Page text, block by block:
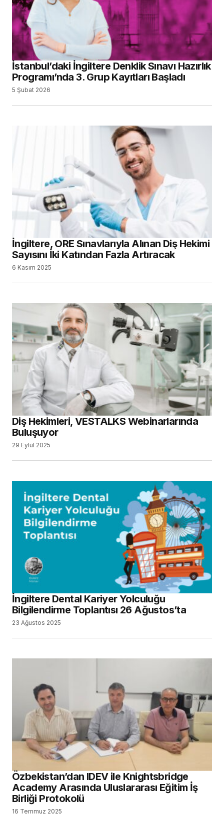
İstanbul’daki İngiltere Denklik Sınavı Hazırlık
Programı’nda 3. Grup Kayıtları Başladı
5 Şubat 2026
İngiltere, ORE Sınavlarıyla Alınan Diş Hekimi
Sayısını İki Katından Fazla Artıracak
6 Kasım 2025
Diş Hekimleri, VESTALKS Webinarlarında
Buluşuyor
29 Eylül 2025
İngiltere Dental Kariyer Yolculuğu
Bilgilendirme Toplantısı 26 Ağustos’ta
23 Ağustos 2025
Özbekistan’dan IDEV ile Knightsbridge
Academy Arasında Uluslararası Eğitim İş
Birliği Protokolü
16 Temmuz 2025